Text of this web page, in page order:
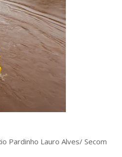
Pardinho Lauro Alves/ Secom